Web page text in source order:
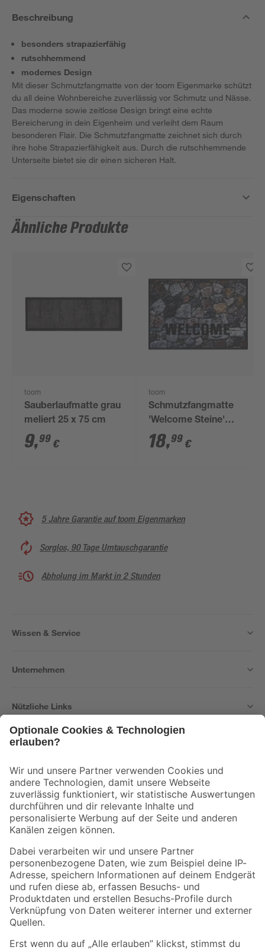
Beschreibung
besonders strapazierfähig
rutschhemmend
modernes Design
Mit dieser Schmutzfangmatte von der toom Eigenmarke schützt
du all deine Wohnbereiche zuverlässig vor Schmutz und Nässe.
Das moderne sowie zeitlose Design bringt eine echte
Bereicherung in dein Eigenheim und verleiht dem Raum
besonderen Flair. Die Schmutzfangmatte zeichnet sich durch
ihre hohe Strapazierfähigkeit aus. Durch die rutschhemmende
Unterseite bietet sie dir einen sicheren Halt.
Eigenschaften
Ähnliche Produkte
toom
Sauberlaufmatte grau
meliert 25 x 75 cm
9,99 €
toom
Schmutzfangmatte
'Welcome Steine'
mehrfarbig 50 x 70
cm
18,99 €
5 Jahre Garantie auf toom Eigenmarken
Sorglos, 90 Tage Umtauschgarantie
Abholung im Markt in 2 Stunden
Wissen & Service
Unternehmen
Nützliche Links
Der toom Newsletter: Keine Angebote und Aktionen mehr verpassen!
Zur Newsletter Anmeldung
Folge uns
Zahlungsarten Versandarten
Sicher einkaufen